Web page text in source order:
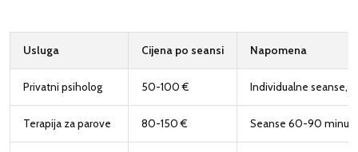
Usluga Cijena po seansi Napomena
Privatni psiholog 50-100 € Individualne seanse,
Terapija za parove 80-150 € Seanse 60-90